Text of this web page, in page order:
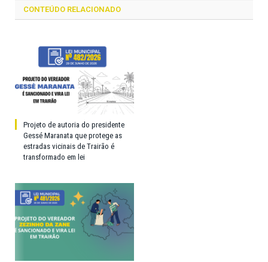
CONTEÚDO RELACIONADO
Projeto de autoria do presidente
Gessé Maranata que protege as
estradas vicinais de Trairão é
transformado em lei